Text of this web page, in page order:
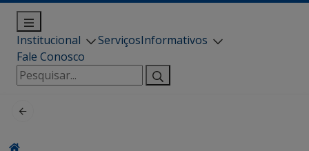
Institucional ServiçosInformativos
Fale Conosco
Pesquisar
por: